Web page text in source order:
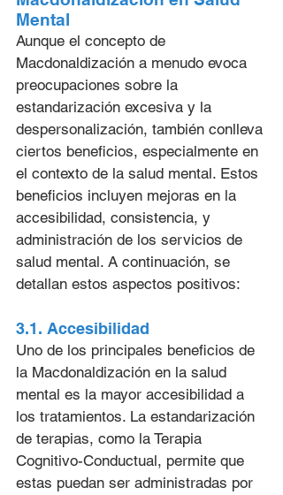
Mental
Aunque el concepto de
Macdonaldización a menudo evoca
preocupaciones sobre la
estandarización excesiva y la
despersonalización, también conlleva
ciertos beneficios, especialmente en
el contexto de la salud mental. Estos
beneficios incluyen mejoras en la
accesibilidad, consistencia, y
administración de los servicios de
salud mental. A continuación, se
detallan estos aspectos positivos:
3.1. Accesibilidad
Uno de los principales beneficios de
la Macdonaldización en la salud
mental es la mayor accesibilidad a
los tratamientos. La estandarización
de terapias, como la Terapia
Cognitivo-Conductual, permite que
estas puedan ser administradas por